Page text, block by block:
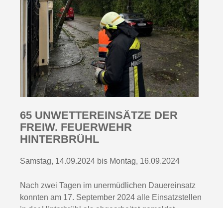
65 UNWETTEREINSÄTZE DER
FREIW. FEUERWEHR
HINTERBRÜHL
Samstag, 14.09.2024 bis Montag, 16.09.2024
Nach zwei Tagen im unermüdlichen Dauereinsatz
konnten am 17. September 2024 alle Einsatzstellen